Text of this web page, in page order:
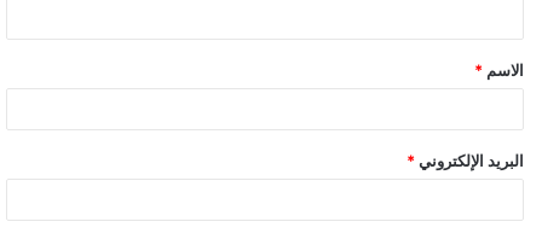
ق
*
الاسم *
البريد الإلكتروني *